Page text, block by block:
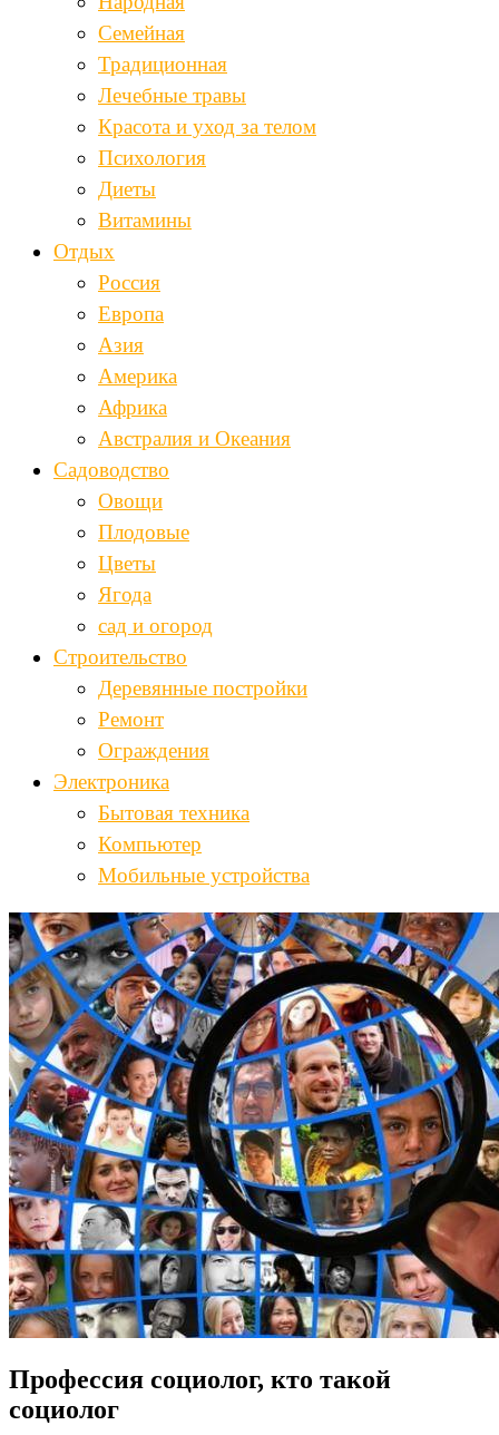
Семейная
Традиционная
Лечебные травы
Красота и уход за телом
Психология
Диеты
Витамины
Отдых
Россия
Европа
Азия
Америка
Африка
Австралия и Океания
Садоводство
Овощи
Плодовые
Цветы
Ягода
сад и огород
Строительство
Деревянные постройки
Ремонт
Ограждения
Электроника
Бытовая техника
Компьютер
Мобильные устройства
Профессия социолог, кто такой
социолог